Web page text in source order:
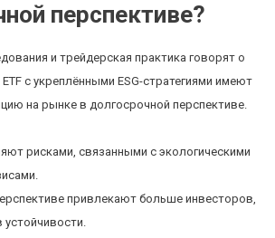
перспективе?
и трейдерская практика говорят о
с укреплёнными ESG-стратегиями имеют
на рынке в долгосрочной перспективе.
рисками, связанными с экологическими
привлекают больше инвесторов,
устойчивости.